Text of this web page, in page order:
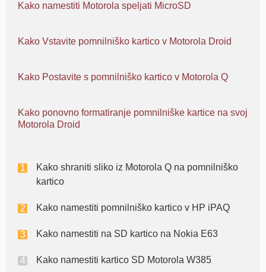
Kako namestiti Motorola speljati MicroSD
Kako Vstavite pomnilniško kartico v Motorola Droid
Kako Postavite s pomnilniško kartico v Motorola Q
Kako ponovno formatiranje pomnilniške kartice na svoj
Motorola Droid
Kako shraniti sliko iz Motorola Q na pomnilniško
kartico
Kako namestiti pomnilniško kartico v HP iPAQ
Kako namestiti na SD kartico na Nokia E63
Kako namestiti kartico SD Motorola W385